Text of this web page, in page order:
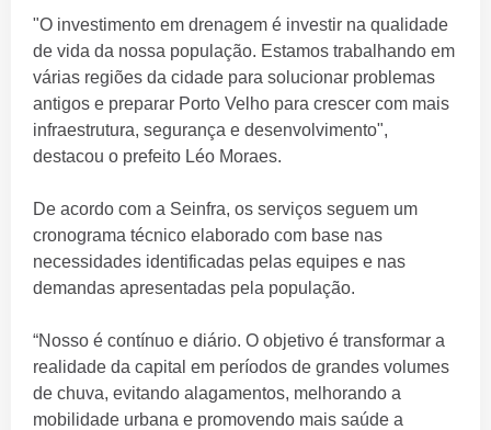
"O investimento em drenagem é investir na qualidade
de vida da nossa população. Estamos trabalhando em
várias regiões da cidade para solucionar problemas
antigos e preparar Porto Velho para crescer com mais
infraestrutura, segurança e desenvolvimento",
destacou o prefeito Léo Moraes.
De acordo com a Seinfra, os serviços seguem um
cronograma técnico elaborado com base nas
necessidades identificadas pelas equipes e nas
demandas apresentadas pela população.
“Nosso é contínuo e diário. O objetivo é transformar a
realidade da capital em períodos de grandes volumes
de chuva, evitando alagamentos, melhorando a
mobilidade urbana e promovendo mais saúde a